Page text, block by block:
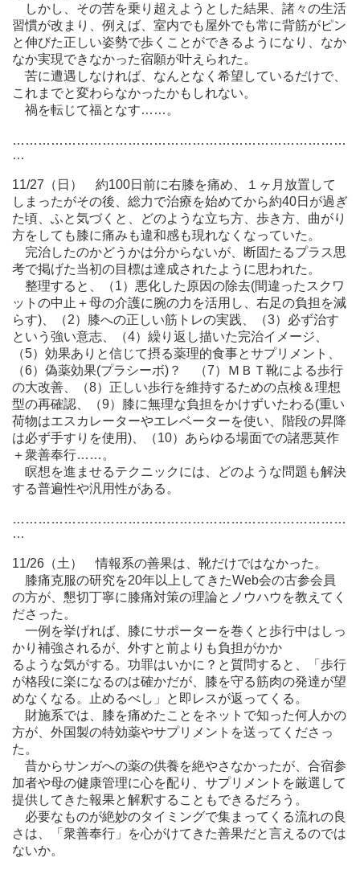
しかし、その苦を乗り超えようとした結果、諸々の生活
習慣が改まり、例えば、室内でも屋外でも常に背筋がピン
と伸びた正しい姿勢で歩くことができるようになり、なか
なか実現できなかった宿願が叶えられた。
苦に遭遇しなければ、なんとなく希望しているだけで、
これまでと変わらなかったかもしれない。
禍を転じて福となす……。
……………………………………………………………………
…
11/27（日） 約100日前に右膝を痛め、１ヶ月放置して
しまったがその後、総力で治療を始めてから約40日が過ぎ
た頃、ふと気づくと、どのような立ち方、歩き方、曲がり
方をしても膝に痛みも違和感も現れなくなっていた。
完治したのかどうかは分からないが、断固たるプラス思
考で掲げた当初の目標は達成されたように思われた。
整理すると、（1）悪化した原因の除去(間違ったスクワ
ットの中止＋母の介護に腕の力を活用し、右足の負担を減
らす)、（2）膝への正しい筋トレの実践、（3）必ず治す
という強い意志、（4）繰り返し描いた完治イメージ、
（5）効果ありと信じて摂る薬理的食事とサプリメント、
（6）偽薬効果(プラシーボ)？ （7）ＭＢＴ靴による歩行
の大改善、（8）正しい歩行を維持するための点検＆理想
型の再確認、（9）膝に無理な負担をかけずいたわる(重い
荷物はエスカレーターやエレベーターを使い、階段の昇降
は必ず手すりを使用)、（10）あらゆる場面での諸悪莫作
＋衆善奉行……。
瞑想を進ませるテクニックには、どのような問題も解決
する普遍性や汎用性がある。
……………………………………………………………………
…
11/26（土） 情報系の善果は、靴だけではなかった。
膝痛克服の研究を20年以上してきたWeb会の古参会員
の方が、懇切丁寧に膝痛対策の理論とノウハウを教えてく
ださった。
一例を挙げれば、膝にサポーターを巻くと歩行中はしっ
かり補強されるが、外すと前よりも負担がかか
るような気がする。功罪はいかに？と質問すると、「歩行
が格段に楽になるのは確かだが、膝を守る筋肉の発達が望
めなくなる。止めるべし」と即レスが返ってくる。
財施系では、膝を痛めたことをネットで知った何人かの
方が、外国製の特効薬やサプリメントを送ってくださっ
た。
昔からサンガへの薬の供養を絶やさなかったが、合宿参
加者や母の健康管理に心を配り、サプリメントを厳選して
提供してきた報果と解釈することもできるだろう。
必要なものが絶妙のタイミングで集まってくる流れの良
さは、「衆善奉行」を心がけてきた善果だと言えるのでは
ないか。